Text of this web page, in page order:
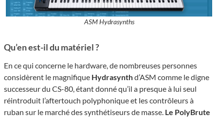
ASM Hydrasynths
Qu’en est-il du matériel ?
En ce qui concerne le hardware, de nombreuses personnes
considèrent le magnifique Hydrasynthd’ASM comme le digne
successeur du CS-80, étant donné qu’il a presque à lui seul
réintroduit l’aftertouch polyphonique et les contrôleurs à
ruban sur le marché des synthétiseurs de masse. Le PolyBrute